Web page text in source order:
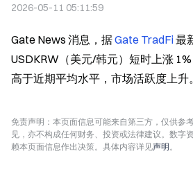
2026-05-11 05:11:59
Gate News 消息，据 Gate TradFi 最
USDKRW（美元/韩元）短时上涨
高于近期平均水平，市场活跃度上升。
免责声明：本页面信息可能来自第三方，仅供参
见，亦不构成任何财务、投资或法律建议。数字
赖本页面信息作出决策。具体内容详见声明。